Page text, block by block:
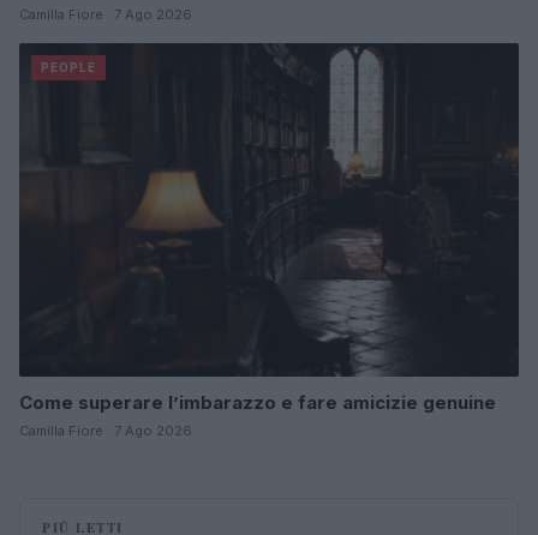
Camilla Fiore · 7 Ago 2026
PEOPLE
Come superare l’imbarazzo e fare amicizie genuine
Camilla Fiore · 7 Ago 2026
PIÙ LETTI